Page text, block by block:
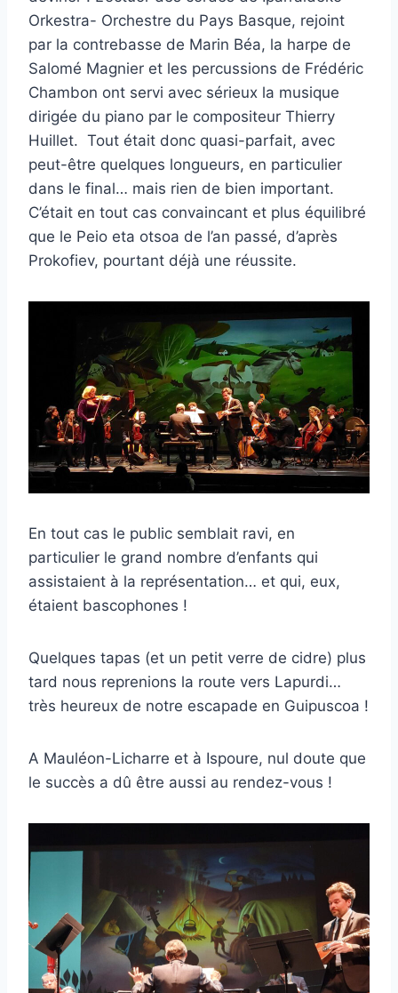
Orkestra- Orchestre du Pays Basque, rejoint
par la contrebasse de Marin Béa, la harpe de
Salomé Magnier et les percussions de Frédéric
Chambon ont servi avec sérieux la musique
dirigée du piano par le compositeur Thierry
Huillet. Tout était donc quasi-parfait, avec
peut-être quelques longueurs, en particulier
dans le final… mais rien de bien important.
C’était en tout cas convaincant et plus équilibré
que le Peio eta otsoa de l’an passé, d’après
Prokofiev, pourtant déjà une réussite.
En tout cas le public semblait ravi, en
particulier le grand nombre d’enfants qui
assistaient à la représentation… et qui, eux,
étaient bascophones !
Quelques tapas (et un petit verre de cidre) plus
tard nous reprenions la route vers Lapurdi…
très heureux de notre escapade en Guipuscoa !
A Mauléon-Licharre et à Ispoure, nul doute que
le succès a dû être aussi au rendez-vous !